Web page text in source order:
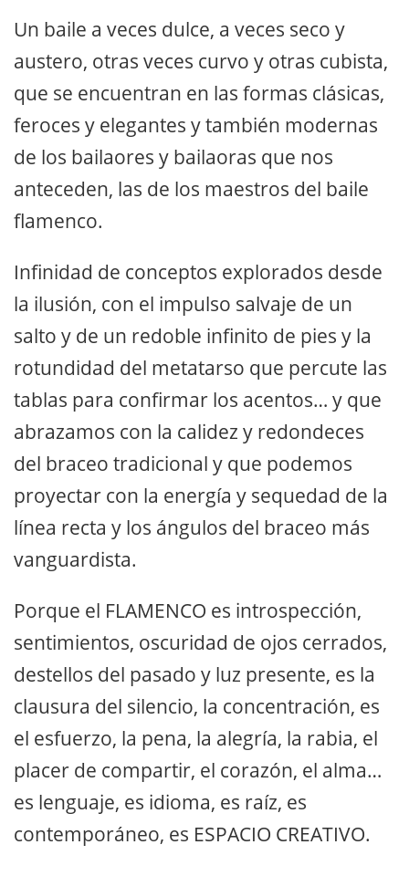
Un baile a veces dulce, a veces seco y
austero, otras veces curvo y otras cubista,
que se encuentran en las formas clásicas,
feroces y elegantes y también modernas
de los bailaores y bailaoras que nos
anteceden, las de los maestros del baile
flamenco.
Infinidad de conceptos explorados desde
la ilusión, con el impulso salvaje de un
salto y de un redoble infinito de pies y la
rotundidad del metatarso que percute las
tablas para confirmar los acentos… y que
abrazamos con la calidez y redondeces
del braceo tradicional y que podemos
proyectar con la energía y sequedad de la
línea recta y los ángulos del braceo más
vanguardista.
Porque el FLAMENCO es introspección,
sentimientos, oscuridad de ojos cerrados,
destellos del pasado y luz presente, es la
clausura del silencio, la concentración, es
el esfuerzo, la pena, la alegría, la rabia, el
placer de compartir, el corazón, el alma…
es lenguaje, es idioma, es raíz, es
contemporáneo, es ESPACIO CREATIVO.